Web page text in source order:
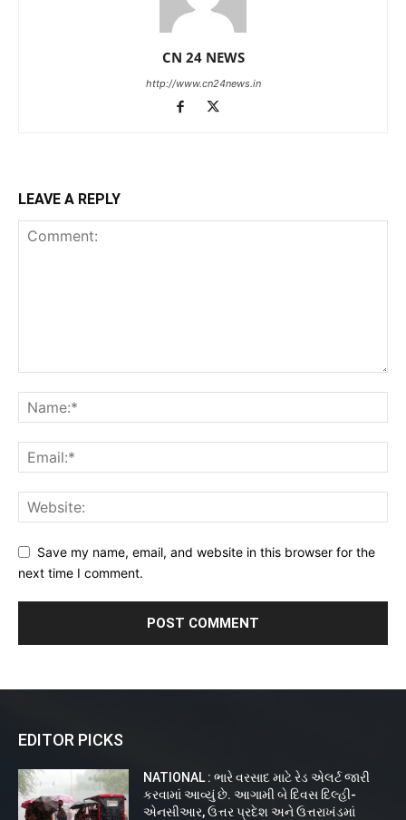
CN 24 NEWS
http://www.cn24news.in
LEAVE A REPLY
Save my name, email, and website in this browser for the
next time I comment.
EDITOR PICKS
NATIONAL : ભારે વરસાદ માટે રેડ એલર્ટ જારી
કરવામાં આવ્યું છે. આગામી બે દિવસ દિલ્હી-
એનસીઆર, ઉત્તર પ્રદેશ અને ઉત્તરાખંડમાં